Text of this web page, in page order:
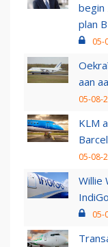
begin
plan B
05-
aan
05-08-
KLM
05-08-
Willie
05-